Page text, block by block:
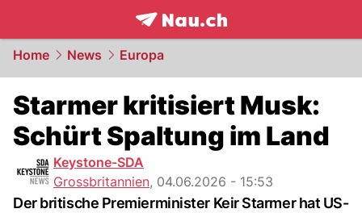
frontpage.NAU.ch
Home News Europa
Starmer kritisiert Musk:
Schürt Spaltung im Land
Keystone-SDA
Grossbritannien, 04.06.2026 - 15:53
Der britische Premierminister Keir Starmer hat US-